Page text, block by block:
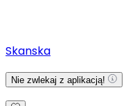
Skanska
Nie zwlekaj z aplikacją!